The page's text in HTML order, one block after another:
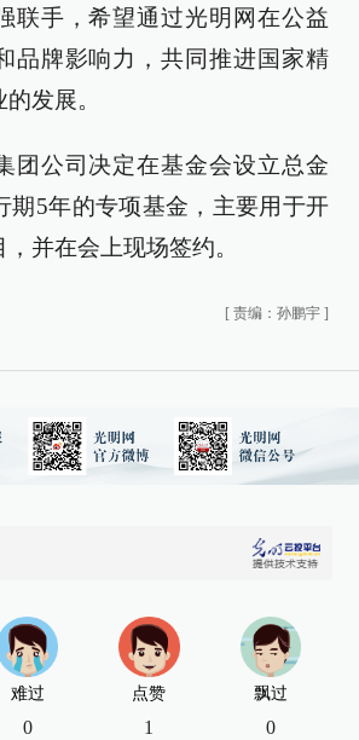
联手，希望通过光明网在公益
品牌影响力，共同推进国家精
发展。
团公司决定在基金会设立总金
期5年的专项基金，主要用于开
并在会上现场签约。
[ 责编：孙鹏宇 ]
难过
0
点赞
1
飘过
0